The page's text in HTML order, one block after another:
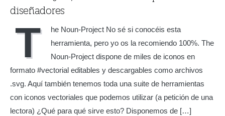
diseñadores
T
he Noun-Project No sé si conocéis esta
herramienta, pero yo os la recomiendo 100%. The
Noun-Project dispone de miles de iconos en
formato #vectorial editables y descargables como archivos
.svg. Aquí también tenemos toda una suite de herramientas
con iconos vectoriales que podemos utilizar (a petición de una
lectora) ¿Qué para qué sirve esto? Disponemos de […]